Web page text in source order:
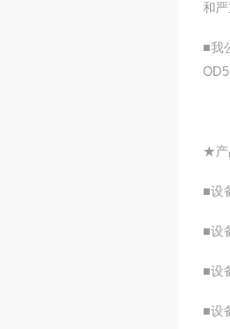
和
■我
★产
■设
■设
■设
■设